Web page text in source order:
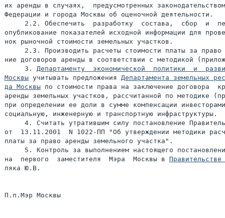
их аренды в случаях,  предусмотренных
Федерации и города Москвы об оценочной деятельности.
2.2. Обеспечить  разработку  состава,  сбор  и
опубликование показателей исходной информации для
нок рыночной стоимости земельных участков.
2.3. Производить расчеты стоимости платы за право
ние договоров аренды в соответствии с методикой
     3.
Департаменту  экономической  политики  и
Москвы учитывать предложения Департамента земельных
да Москвы по стоимости права на заключение договора
аренды земельных участков, рассчитанной по методике
при определении ее доли в сумме компенсации
социальную, инженерную и транспортную инфраструктуры.
4. Считать утратившим силу постановление
от  13.11.2001  N 1022-ПП "Об утверждении методики
платы за право аренды земельного участка".
5. Контроль за выполнением настоящего
на  первого  заместителя  Мэра  Москвы в Правительстве
ляка Ю.В.
П.п.Мэр Москвы